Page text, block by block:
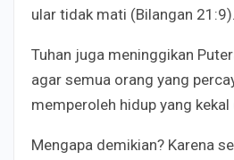
ular tidak mati (Bilangan 21:9).
Tuhan juga meninggikan
agar semua orang yang
memperoleh hidup yang
Mengapa demikian? Karena